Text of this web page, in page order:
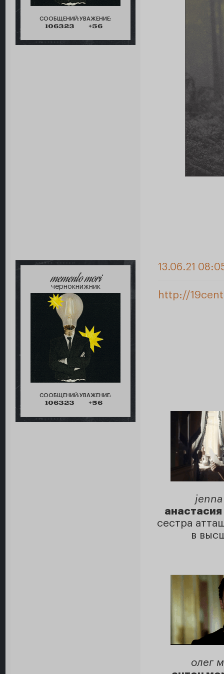
СООБЩЕНИЙ:
106323
УВАЖЕНИЕ:
+56
memento mori
чернокнижник
СООБЩЕНИЙ:
106323
УВАЖЕНИЕ:
+56
13.06.21
http://
анастасия
сестра
в
олег